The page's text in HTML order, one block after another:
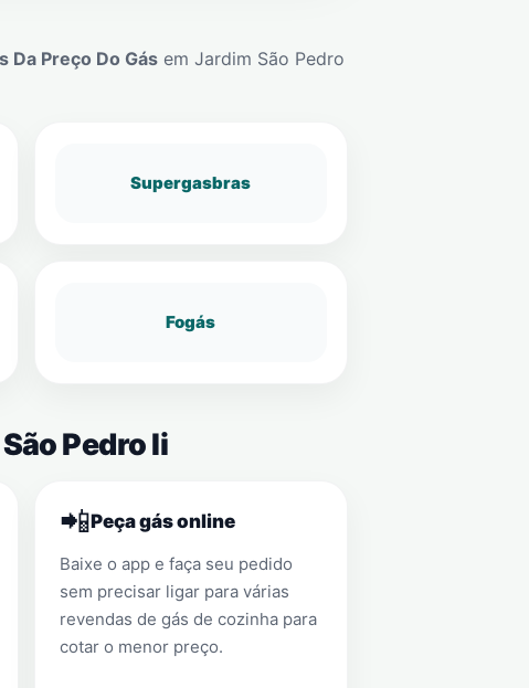
Da Preço Do Gás em Jardim São Pedro
Supergasbras
Fogás
Pedro Ii
📲Peça gás online
Baixe o app e faça seu pedido
sem precisar ligar para várias
revendas de gás de cozinha para
cotar o menor preço.